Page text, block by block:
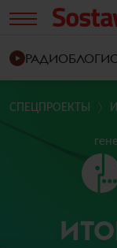
РАДИОБЛОГИ
СПЕЦПРОЕКТЫ